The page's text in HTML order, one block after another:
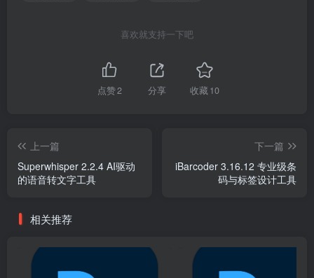
喜欢就支持一下吧
点赞2 分享 收藏10
上一篇
Superwhisper 2.2.4 AI驱动
的语音转文字工具
下一篇
iBarcoder 3.16.12 专业级条
码与标签设计工具
相关推荐